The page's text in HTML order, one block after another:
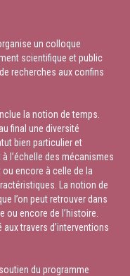
récitation des généalogies
à l’organisation de
sa voix, son intonation
un rythme, une
termes, les rythmes
peuvent interagir vivants
un colloque
scientifique et public
recherches aux confins
la notion de temps.
final une diversité
bien particulier et
l’échelle des mécanismes
encore à celle de la
La notion de
l’on peut retrouver dans
ou encore de l’histoire.
travers d’interventions
du programme